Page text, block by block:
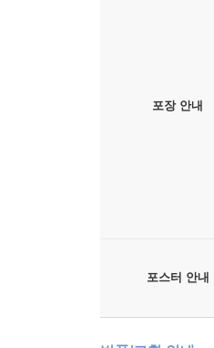
포장 안내
포스터 안내